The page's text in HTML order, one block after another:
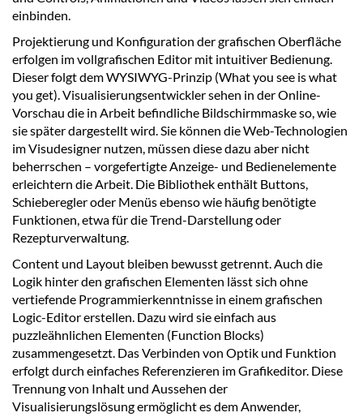
einbinden.
Projektierung und Konfiguration der grafischen Oberfläche
erfolgen im vollgrafischen Editor mit intuitiver Bedienung.
Dieser folgt dem WYSIWYG-Prinzip (What you see is what
you get). Visualisierungsentwickler sehen in der Online-
Vorschau die in Arbeit befindliche Bildschirmmaske so, wie
sie später dargestellt wird. Sie können die Web-Technologien
im Visudesigner nutzen, müssen diese dazu aber nicht
beherrschen – vorgefertigte Anzeige- und Bedienelemente
erleichtern die Arbeit. Die Bibliothek enthält Buttons,
Schieberegler oder Menüs ebenso wie häufig benötigte
Funktionen, etwa für die Trend-Darstellung oder
Rezepturverwaltung.
Content und Layout bleiben bewusst getrennt. Auch die
Logik hinter den grafischen Elementen lässt sich ohne
vertiefende Programmierkenntnisse in einem grafischen
Logic-Editor erstellen. Dazu wird sie einfach aus
puzzleähnlichen Elementen (Function Blocks)
zusammengesetzt. Das Verbinden von Optik und Funktion
erfolgt durch einfaches Referenzieren im Grafikeditor. Diese
Trennung von Inhalt und Aussehen der
Visualisierungslösung ermöglicht es dem Anwender,